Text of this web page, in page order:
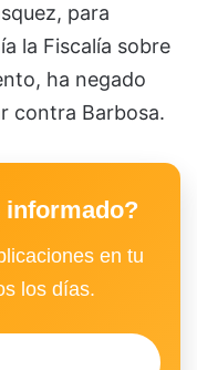
para
la Fiscalía sobre
ha negado
contra Barbosa.
informado?
en tu
los días.